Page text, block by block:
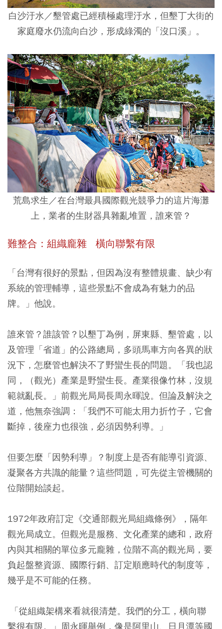
白沙汙水／墾管處已經積極處理汙水，但墾丁大街的
家庭廢水仍流向白沙，形成綠濁的「沒口溪」。
荒島求生／在台灣最具國際觀光競爭力的這片海灘
上，業者的生財器具雜亂堆置，誰來管？
難整合：組織龐雜 橫向聯繫有限
「台灣有很好的景點，但因為沒有整體規畫、缺少有
系統的管理輔導，這些景點不會成為有魅力的品
牌。」他說。
誰來管？誰該管？以墾丁為例，屏東縣、墾管處，以
及管理「省道」的公路總局，多頭馬車方向各異的狀
況下，怎麼管也解決不了野蠻生長的問題。「我也認
同，（觀光）產業是野蠻生長。產業很像竹林，沒規
範就亂長。」前觀光局局長周永暉說。但論及解決之
道，他無奈強調：「我們不可能太用力折竹子，它會
斷掉，後座力也很強，必須因勢利導。」
但要怎麼「因勢利導」？制度上是否有能導引資源、
凝聚各方共識的能量？這些問題，可先從主管機關的
位階開始談起。
1972年政府訂定《交通部觀光局組織條例》，隔年
觀光局成立。但觀光是服務、文化產業的總和，政府
內與其相關的單位多元龐雜，位階不高的觀光局，要
負起盤整資源、國際行銷、訂定順應時代的制度等，
幾乎是不可能的任務。
「從組織架構來看就很清楚。我們的分工，橫向聯
繫很有限。」周永暉舉例，像是阿里山、日月潭等國